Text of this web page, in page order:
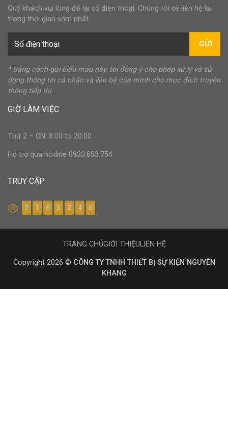
Quý khách vui lòng để lại số điện thoại. Chúng tôi sẽ liên hệ lại
trong thời gian sớm nhất.
GỬI
* Bằng cách gửi biểu mẫu này, tôi đồng ý cho phép xử lý và sử
dụng thông tin cá nhân và liên hệ của mình cho mục đích truyền
thông tiếp thị.
GIỜ LÀM VIỆC
Thứ 2 – CN: 8:00 to 20:00
Hỗ trợ qua hotline 0933.653.754
TRUY CẬP
2 1 6 3 2 4 6
Copyright 2026 © CÔNG TY TNHH THIẾT BỊ SỰ KIỆN NGUYÊN
KHANG
TRANG CHỦGIỚI THIỆULIÊN HỆ